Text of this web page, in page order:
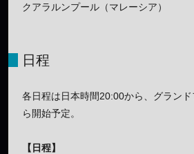
クアラルンプール（マレーシア）
日程
各日程は日本時間20:00から、グラン
ら開始予定。
【日程】